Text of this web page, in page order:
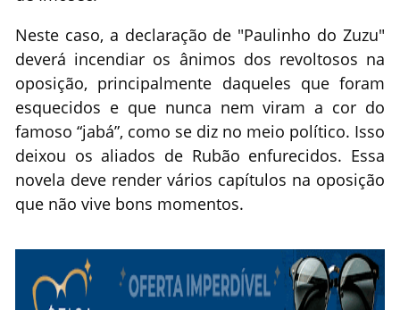
Neste caso, a declaração de "Paulinho do Zuzu"
deverá incendiar os ânimos dos revoltosos na
oposição, principalmente daqueles que foram
esquecidos e que nunca nem viram a cor do
famoso “jabá”, como se diz no meio político. Isso
deixou os aliados de Rubão enfurecidos. Essa
novela deve render vários capítulos na oposição
que não vive bons momentos.